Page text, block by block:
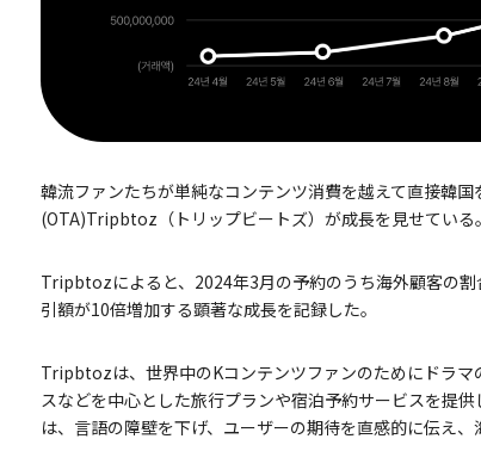
韓流ファンたちが単純なコンテンツ消費を越えて直接韓
(OTA)Tripbtoz（トリップビートズ）が成長を見せている。
Tripbtozによると、2024年3月の予約のうち海外顧客の
引額が10倍増加する顕著な成長を記録した。
Tripbtozは、世界中のKコンテンツファンのためにドラマ
スなどを中心とした旅行プランや宿泊予約サービスを提
は、言語の障壁を下げ、ユーザーの期待を直感的に伝え、